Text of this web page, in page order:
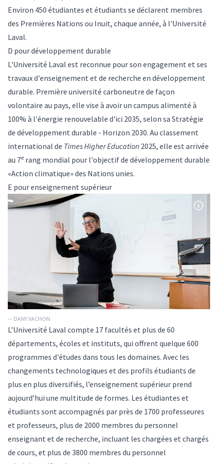
Environ 450 étudiantes et étudiants se déclarent membres
des Premières Nations ou Inuit, chaque année, à l'Université
Laval.
D pour développement durable
L'Université Laval est reconnue pour son engagement et ses
travaux d'enseignement et de recherche en développement
durable. Première université carboneutre de façon
volontaire au pays, elle vise à avoir un campus alimenté à
100% à l'énergie renouvelable d'ici 2035, selon sa Stratégie
de développement durable - Horizon 2030. Au classement
international de Times Higher Education 2025, elle est arrivée
au 7e rang mondial pour l'objectif de développement durable
«Action climatique» des Nations unies.
E pour enseignement supérieur
— DANY VACHON
L’Université Laval compte 17 facultés et plus de 60
départements, écoles et instituts, qui offrent quelque 600
programmes d'études dans tous les domaines. Avec les
changements technologiques et des profils étudiants de
plus en plus diversifiés, l’enseignement supérieur prend
aujourd’hui une multitude de formes. Les étudiantes et
étudiants sont accompagnés par près de 1700 professeures
et professeurs, plus de 2000 membres du personnel
enseignant et de recherche, incluant les chargées et chargés
de cours, et plus de 3800 membres du personnel